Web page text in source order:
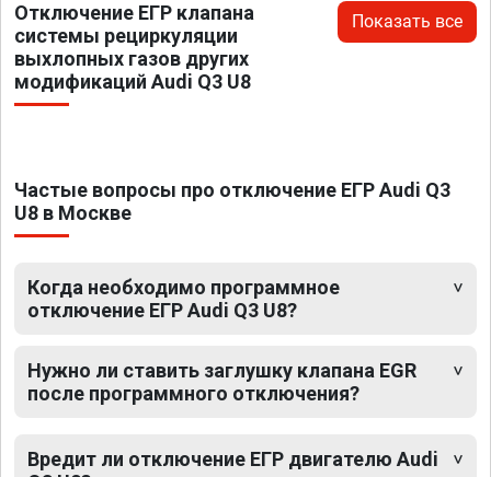
Отключение ЕГР клапана
системы рециркуляции
выхлопных газов других
модификаций Audi Q3 U8
Показать все
Частые вопросы про отключение ЕГР Audi Q3
U8 в Москве
Когда необходимо программное
отключение ЕГР Audi Q3 U8?
Нужно ли ставить заглушку клапана EGR
после программного отключения?
Вредит ли отключение ЕГР двигателю Audi